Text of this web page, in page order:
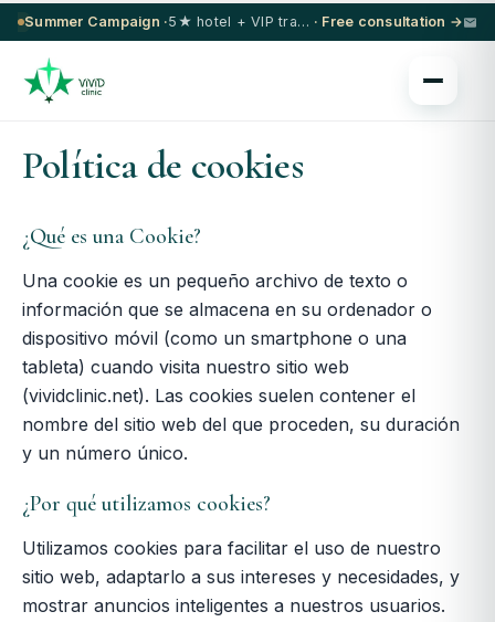
Summer Campaign · 5★ hotel + VIP transfer on select procedures · Free consultation →
Política de cookies
¿Qué es una Cookie?
Una cookie es un pequeño archivo de texto o
información que se almacena en su ordenador o
dispositivo móvil (como un smartphone o una
tableta) cuando visita nuestro sitio web
(vividclinic.net). Las cookies suelen contener el
nombre del sitio web del que proceden, su duración
y un número único.
¿Por qué utilizamos cookies?
Utilizamos cookies para facilitar el uso de nuestro
sitio web, adaptarlo a sus intereses y necesidades, y
mostrar anuncios inteligentes a nuestros usuarios.